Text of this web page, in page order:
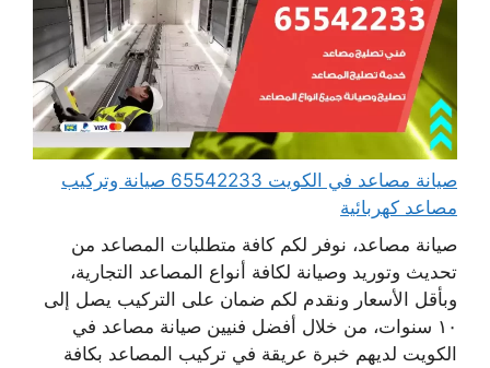
صيانة مصاعد في الكويت 65542233 صيانة وتركيب
مصاعد كهربائية
صيانة مصاعد، نوفر لكم كافة متطلبات المصاعد من
تحديث وتوريد وصيانة لكافة أنواع المصاعد التجارية،
وبأقل الأسعار ونقدم لكم ضمان على التركيب يصل إلى
١٠ سنوات، من خلال أفضل فنيين صيانة مصاعد في
الكويت لديهم خبرة عريقة في تركيب المصاعد بكافة